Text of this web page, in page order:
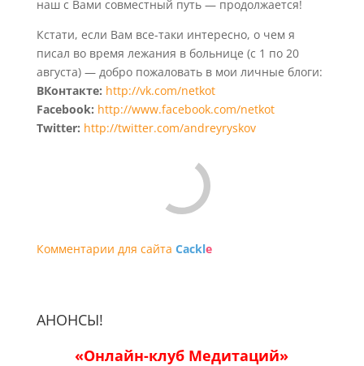
наш с Вами совместный путь — продолжается!
Кстати, если Вам все-таки интересно, о чем я
писал во время лежания в больнице (с 1 по 20
августа) — добро пожаловать в мои личные блоги:
ВКонтакте: http://vk.com/netkot
Facebook: http://www.facebook.com/netkot
Twitter: http://twitter.com/andreyryskov
Комментарии для сайта Cackle
АНОНСЫ!
«Онлайн-клуб Медитаций»